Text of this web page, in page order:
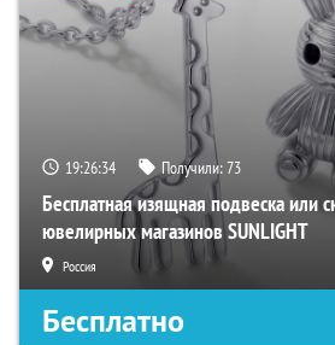
19:26:33 Получили:73
Бесплатная изящная подвеска или
ювелирных магазинов SUNLIGHT
Россия
Бесплатно